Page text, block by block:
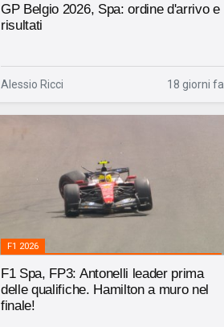
GP Belgio 2026, Spa: ordine d'arrivo e
risultati
Alessio Ricci 18 giorni fa
F1 2026
F1 Spa, FP3: Antonelli leader prima
delle qualifiche. Hamilton a muro nel
finale!